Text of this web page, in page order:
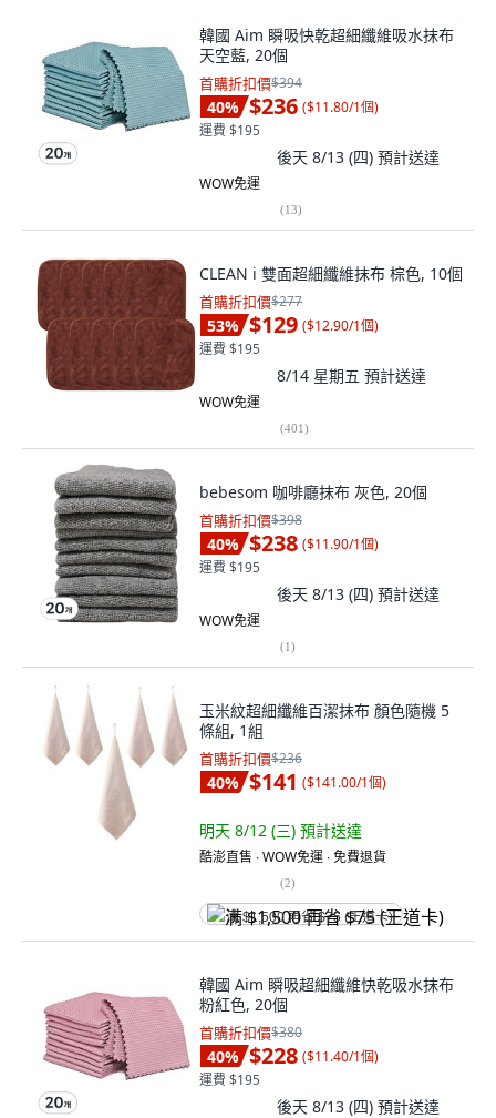
韓國 Aim 瞬吸快乾超細纖維吸水抹布
天空藍, 20個
首購折扣價$394
40% $236 ($11.80/1個)
運費 $195
後天 8/13 (四) 預計送達
WOW免運
(13)
CLEAN i 雙面超細纖維抹布 棕色, 10個
首購折扣價$277
53% $129 ($12.90/1個)
運費 $195
8/14 星期五 預計送達
WOW免運
(401)
bebesom 咖啡廳抹布 灰色, 20個
首購折扣價$398
40% $238 ($11.90/1個)
運費 $195
後天 8/13 (四) 預計送達
WOW免運
(1)
玉米紋超細纖維百潔抹布 顏色隨機 5
條組, 1組
首購折扣價$236
40% $141 ($141.00/1個)
明天 8/12 (三) 預計送達
酷澎直售 ∙ WOW免運 ∙ 免費退貨
(2)
满 $1,500 再省 $75 (王道卡)
韓國 Aim 瞬吸超細纖維快乾吸水抹布
粉紅色, 20個
首購折扣價$380
40% $228 ($11.40/1個)
運費 $195
後天 8/13 (四) 預計送達